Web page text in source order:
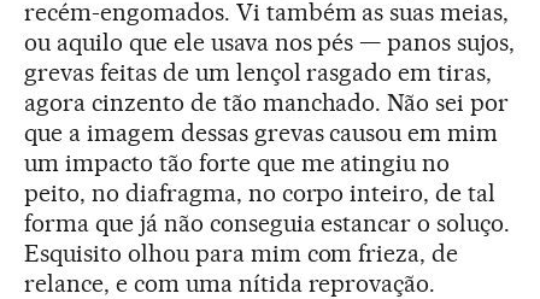
recém-engomados. Vi também as suas meias,
ou aquilo que ele usava nos pés — panos sujos,
grevas feitas de um lençol rasgado em tiras,
agora cinzento de tão manchado. Não sei por
que a imagem dessas grevas causou em mim
um impacto tão forte que me atingiu no
peito, no diafragma, no corpo inteiro, de tal
forma que já não conseguia estancar o soluço.
Esquisito olhou para mim com frieza, de
relance, e com uma nítida reprovação.